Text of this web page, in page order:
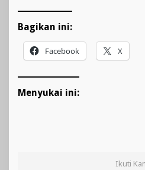
Bagikan ini:
Facebook X
Menyukai ini:
Ikuti